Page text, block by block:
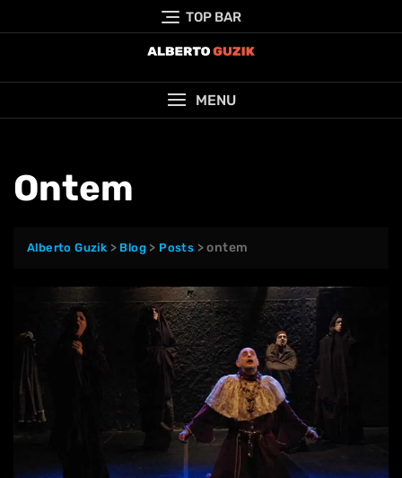
to
TOP BAR
MENU
Ontem
Alberto Guzik > Blog > Posts >ontem